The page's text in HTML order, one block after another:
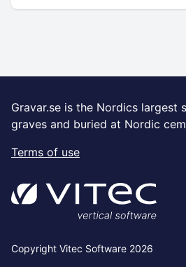
Gravar.se is the Nordics largest
graves and buried at Nordic
Terms of use
Copyright Vitec Software 2026